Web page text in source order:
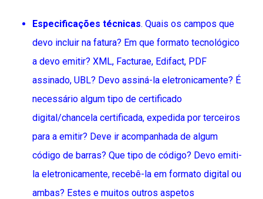
Especificações técnicas. Quais os campos que
devo incluir na fatura? Em que formato tecnológico
a devo emitir? XML, Facturae, Edifact, PDF
assinado, UBL? Devo assiná-la eletronicamente? É
necessário algum tipo de certificado
digital/chancela certificada, expedida por terceiros
para a emitir? Deve ir acompanhada de algum
código de barras? Que tipo de código? Devo emiti-
la eletronicamente, recebê-la em formato digital ou
ambas? Estes e muitos outros aspetos